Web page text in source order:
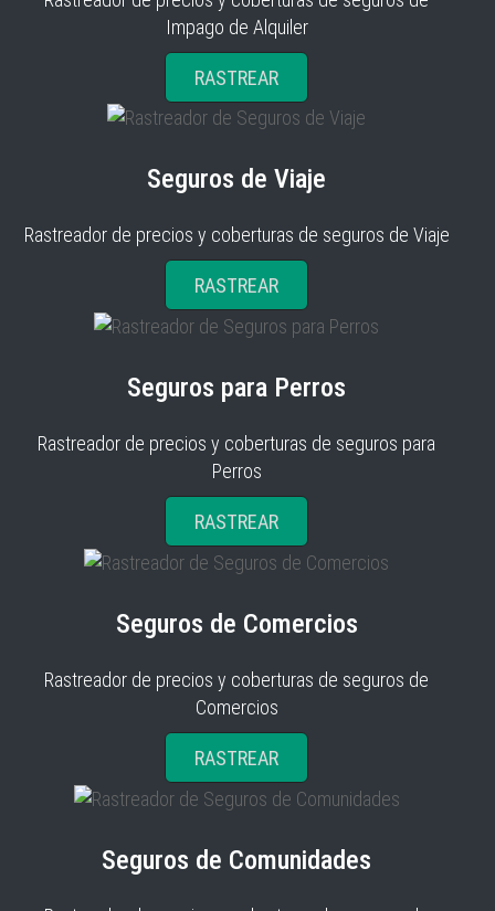
Impago de Alquiler
RASTREAR
Seguros de Viaje
Rastreador de precios y coberturas de seguros de Viaje
RASTREAR
Seguros para Perros
Rastreador de precios y coberturas de seguros para
Perros
RASTREAR
Seguros de Comercios
Rastreador de precios y coberturas de seguros de
Comercios
RASTREAR
Seguros de Comunidades